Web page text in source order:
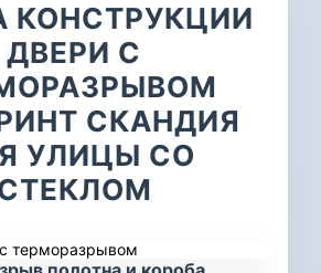
КОНСТРУКЦИИ
ДВЕРИ С
СКАНДИЯ
УЛИЦЫ СО